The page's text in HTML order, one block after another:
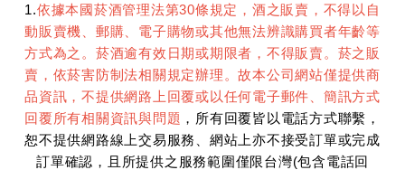
1.依據本國菸酒管理法第30條規定，酒之販賣，不得以自
動販賣機、郵購、電子購物或其他無法辨識購買者年齡等
方式為之。菸酒逾有效日期或期限者，不得販賣。菸之販
賣，依菸害防制法相關規定辦理。故本公司網站僅提供商
品資訊，不提供網路上回覆或以任何電子郵件、簡訊方式
回覆所有相關資訊與問題 ，所有回覆皆以電話方式聯繫，
恕不提供網路線上交易服務、網站上亦不接受訂單或完成
訂單確認，且所提供之服務範圍僅限台灣(包含電話回